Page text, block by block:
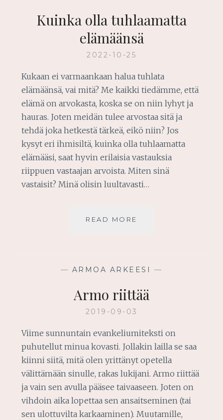
Kuinka olla tuhlaamatta
elämäänsä
2022-10-25
Kukaan ei varmaankaan halua tuhlata
elämäänsä, vai mitä? Me kaikki tiedämme, että
elämä on arvokasta, koska se on niin lyhyt ja
hauras. Joten meidän tulee arvostaa sitä ja
tehdä joka hetkestä tärkeä, eikö niin? Jos
kysyt eri ihmisiltä, ​​kuinka olla tuhlaamatta
elämääsi, saat hyvin erilaisia ​​vastauksia
riippuen vastaajan arvoista. Miten sinä
vastaisit? Minä olisin luultavasti…
READ MORE
— ARMOA ARKEESI —
Armo riittää
2019-09-03
Viime sunnuntain evankeliumiteksti on
puhutellut minua kovasti. Jollakin lailla se saa
kiinni siitä, mitä olen yrittänyt opetella
välittämään sinulle, rakas lukijani. Armo riittää
ja vain sen avulla pääsee taivaaseen. Joten on
vihdoin aika lopettaa sen ansaitseminen (tai
sen ulottuvilta karkaaminen). Muutamille,